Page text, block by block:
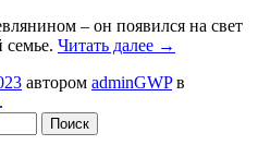
– он появился на свет
семье. Читать далее →
автором adminGWPв
.